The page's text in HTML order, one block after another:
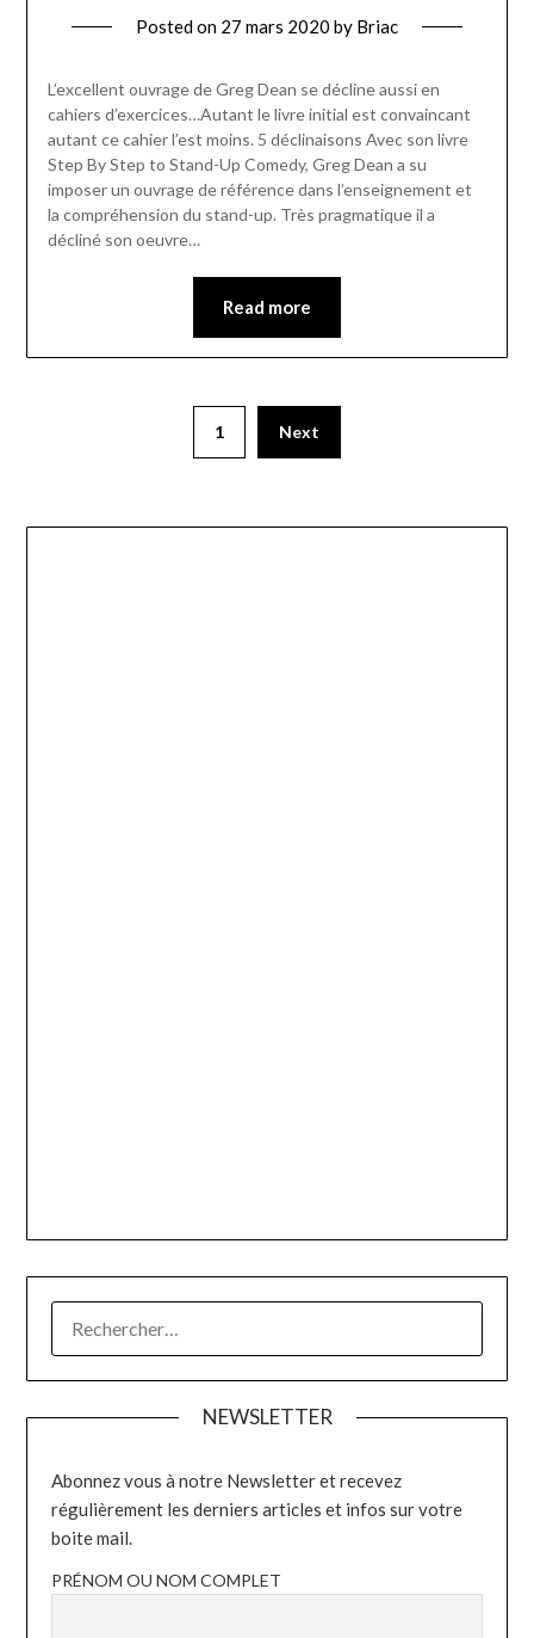
Posted on 27 mars 2020 by Briac
L’excellent ouvrage de Greg Dean se décline aussi en
cahiers d’exercices…Autant le livre initial est convaincant
autant ce cahier l’est moins. 5 déclinaisons Avec son livre
Step By Step to Stand-Up Comedy, Greg Dean a su
imposer un ouvrage de référence dans l’enseignement et
la compréhension du stand-up. Très pragmatique il a
décliné son oeuvre…
Read more
1 Next
NEWSLETTER
Abonnez vous à notre Newsletter et recevez
régulièrement les derniers articles et infos sur votre
boite mail.
PRÉNOM OU NOM COMPLET